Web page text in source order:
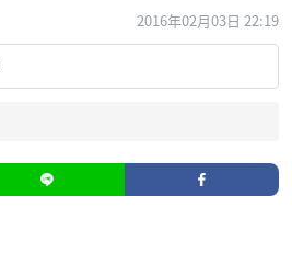
2016年02月03日 22:19